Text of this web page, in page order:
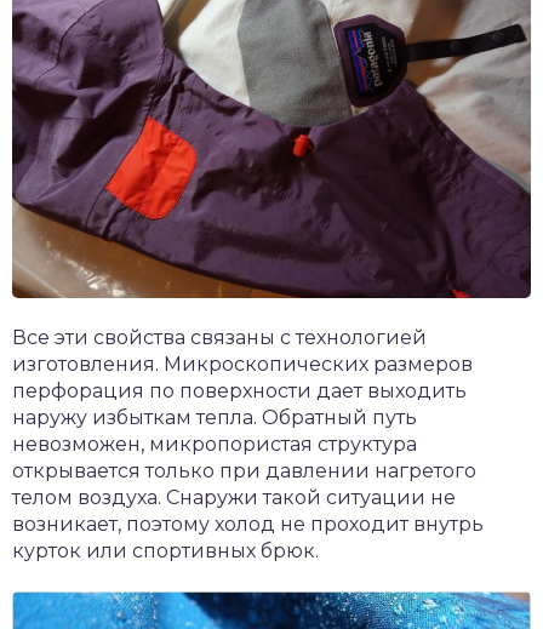
Все эти свойства связаны с технологией
изготовления. Микроскопических размеров
перфорация по поверхности дает выходить
наружу избыткам тепла. Обратный путь
невозможен, микропористая структура
открывается только при давлении нагретого
телом воздуха. Снаружи такой ситуации не
возникает, поэтому холод не проходит внутрь
курток или спортивных брюк.